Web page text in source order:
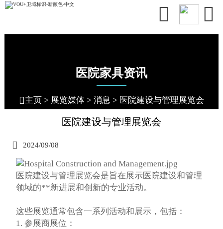
 
医院家具资讯
主页 > 展览媒体 > 消息 > 医院建设与管理展览会
医院建设与管理展览会
 2024/09/08
医院建设与管理展览会是旨在展示医院建设和管理
领域的**新进展和创新的专业活动。
这些展览通常包含一系列活动和展示，包括：
1. 参展商展位：